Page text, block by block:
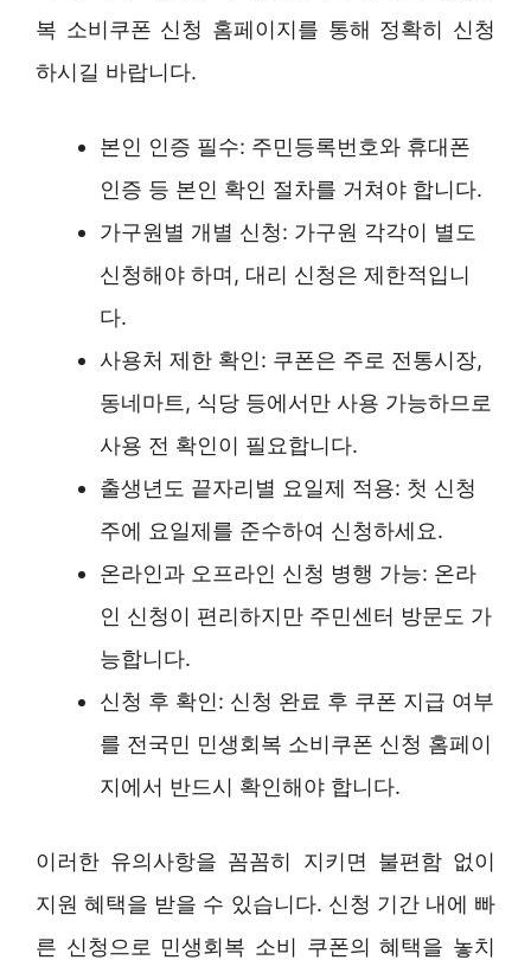
복 소비쿠폰 신청 홈페이지를 통해 정확히 신청
하시길 바랍니다.
본인 인증 필수: 주민등록번호와 휴대폰
인증 등 본인 확인 절차를 거쳐야 합니다.
가구원별 개별 신청: 가구원 각각이 별도
신청해야 하며, 대리 신청은 제한적입니
다.
사용처 제한 확인: 쿠폰은 주로 전통시장,
동네마트, 식당 등에서만 사용 가능하므로
사용 전 확인이 필요합니다.
출생년도 끝자리별 요일제 적용: 첫 신청
주에 요일제를 준수하여 신청하세요.
온라인과 오프라인 신청 병행 가능: 온라
인 신청이 편리하지만 주민센터 방문도 가
능합니다.
신청 후 확인: 신청 완료 후 쿠폰 지급 여부
를 전국민 민생회복 소비쿠폰 신청 홈페이
지에서 반드시 확인해야 합니다.
이러한 유의사항을 꼼꼼히 지키면 불편함 없이
지원 혜택을 받을 수 있습니다. 신청 기간 내에 빠
른 신청으로 민생회복 소비 쿠폰의 혜택을 놓치